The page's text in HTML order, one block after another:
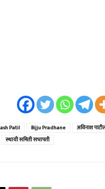
Patil Bijju Pradhane अविनाश
स्थायी समिती सभापती